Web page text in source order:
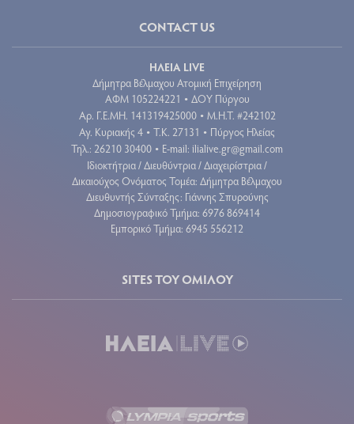
CONTACT US
ΗΛΕΙΑ LIVE
Δήμητρα Βέλμαχου Ατομική Επιχείρηση
ΑΦΜ 105224221 • ΔΟΥ Πύργου
Aρ. Γ.Ε.ΜΗ. 141319425000 • Μ.Η.Τ. #242102
Αγ. Κυριακής 4 • Τ.Κ. 27131 • Πύργος Ηλείας
Τηλ.: 26210 30400 • E-mail: ilialive.gr@gmail.com
Ιδιοκτήτρια / Διευθύντρια / Διαχειρίστρια /
Δικαιούχος Ονόματος Τομέα: Δήμητρα Βέλμαχου
Διευθυντής Σύνταξης: Γιάννης Σπυρούνης
Δημοσιογραφικό Τμήμα: 6976 869414
Εμπορικό Τμήμα: 6945 556212
SITES ΤΟΥ ΟΜΙΛΟΥ